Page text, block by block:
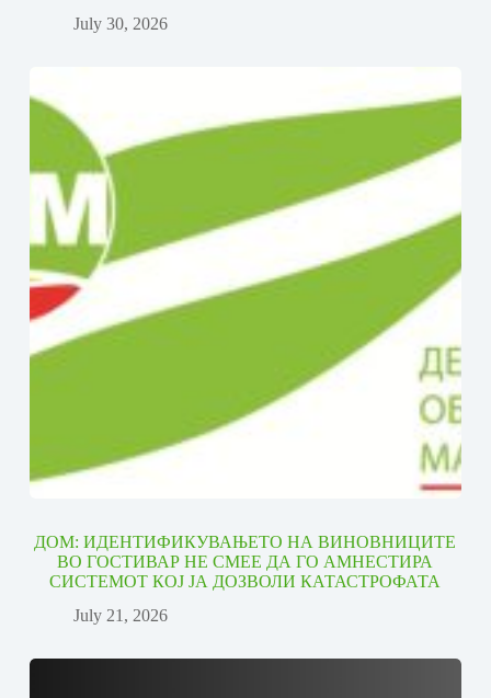
July 30, 2026
ДОМ: ИДЕНТИФИКУВАЊЕТО НА ВИНОВНИЦИТЕ
ВО ГОСТИВАР НЕ СМЕЕ ДА ГО АМНЕСТИРА
СИСТЕМОТ КОЈ ЈА ДОЗВОЛИ КАТАСТРОФАТА
July 21, 2026